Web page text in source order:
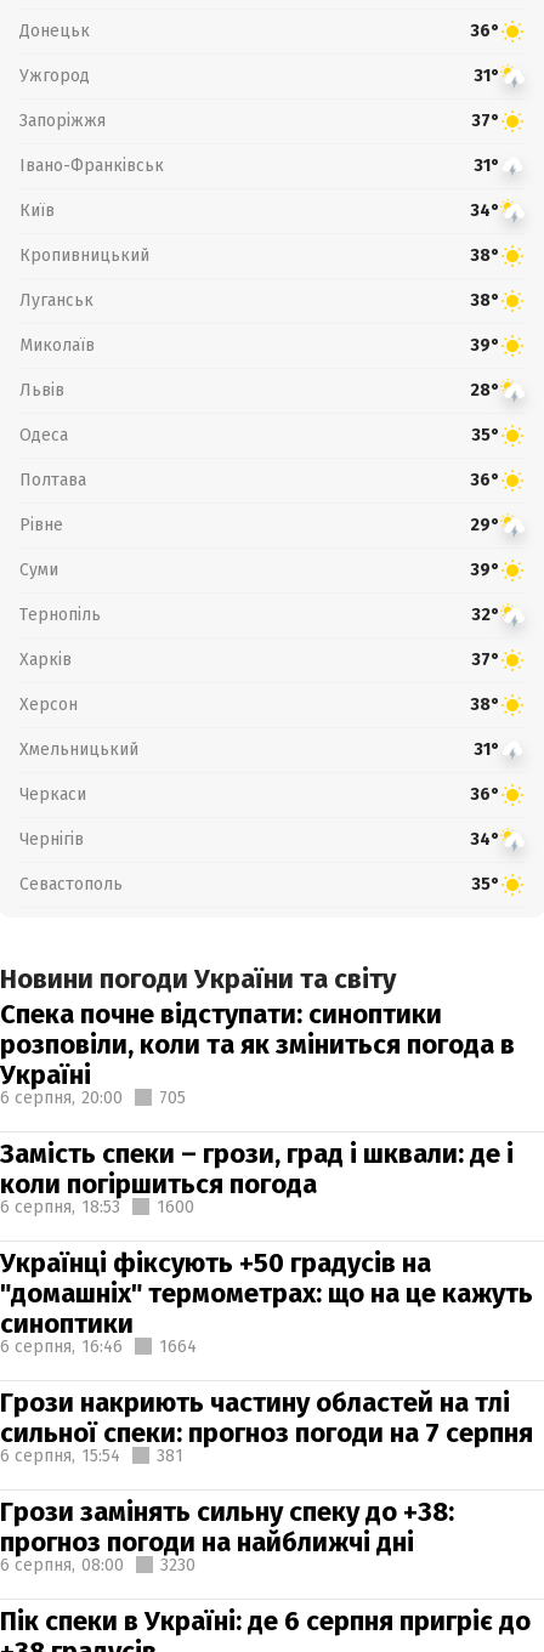
Донецьк 36°
Ужгород 31°
Запоріжжя 37°
Івано-Франківськ 31°
Київ 34°
Кропивницький 38°
Луганськ 38°
Миколаїв 39°
Львів 28°
Одеса 35°
Полтава 36°
Рівне 29°
Суми 39°
Тернопіль 32°
Харків 37°
Херсон 38°
Хмельницький 31°
Черкаси 36°
Чернігів 34°
Севастополь 35°
Новини погоди України та світу
Спека почне відступати: синоптики
розповіли, коли та як зміниться погода в
Україні
6 серпня, 20:00 705
Замість спеки – грози, град і шквали: де і
коли погіршиться погода
6 серпня, 18:53 1600
Українці фіксують +50 градусів на
"домашніх" термометрах: що на це кажуть
синоптики
6 серпня, 16:46 1664
Грози накриють частину областей на тлі
сильної спеки: прогноз погоди на 7 серпня
6 серпня, 15:54 381
Грози замінять сильну спеку до +38:
прогноз погоди на найближчі дні
6 серпня, 08:00 3230
Пік спеки в Україні: де 6 серпня пригріє до